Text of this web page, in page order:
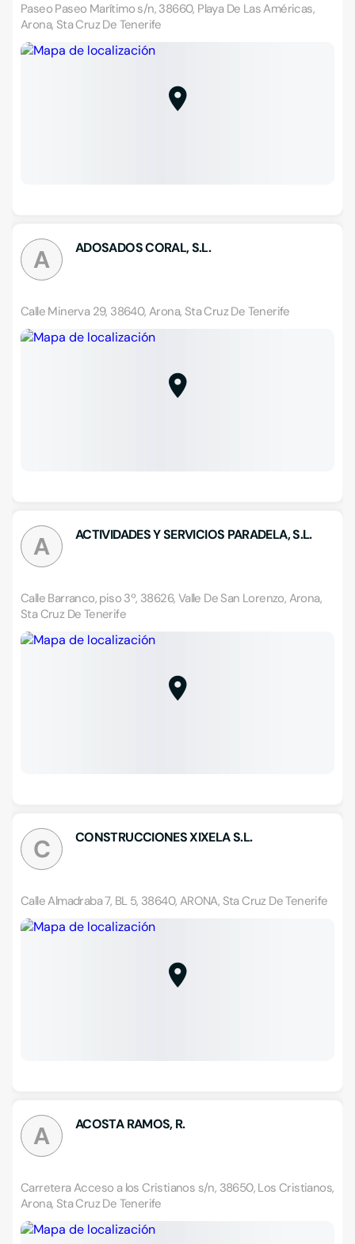
Paseo Paseo Marítimo s/n, 38660, Playa De Las Américas,
Arona, Sta Cruz De Tenerife
A ADOSADOS CORAL, S.L.
Calle Minerva 29, 38640, Arona, Sta Cruz De Tenerife
A ACTIVIDADES Y SERVICIOS PARADELA, S.L.
Calle Barranco, piso 3º, 38626, Valle De San Lorenzo, Arona,
Sta Cruz De Tenerife
C CONSTRUCCIONES XIXELA S.L.
Calle Almadraba 7, BL 5, 38640, ARONA, Sta Cruz De Tenerife
A ACOSTA RAMOS, R.
Carretera Acceso a los Cristianos s/n, 38650, Los Cristianos,
Arona, Sta Cruz De Tenerife